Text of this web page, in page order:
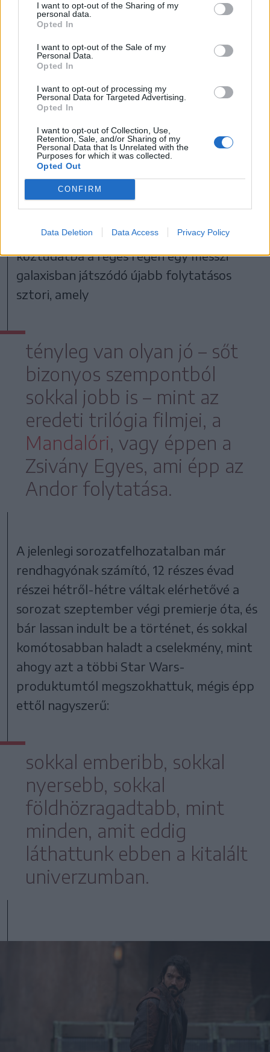
I want to opt-out of the Sharing of my
personal data.
Opted In
I want to opt-out of the Sale of my
Personal Data.
Opted In
I want to opt-out of processing my
Personal Data for Targeted Advertising.
Opted In
I want to opt-out of Collection, Use,
Retention, Sale, and/or Sharing of my
Personal Data that Is Unrelated with the
Purposes for which it was collected.
Opted Out
CONFIRM
Data Deletion Data Access Privacy Policy
FOTÓ: DISNEY+
Andor (Disney+)
A legjobb Star Wars-sorozat és az egyik
kevesen néznek – így vonult be a
köztudatba a réges régen egy messzi
galaxisban játszódó újabb folytatásos
sztori, amely
tényleg van olyan jó – sőt
bizonyos szempontból
sokkal jobb is – mint az
eredeti trilógia filmjei, a
Mandalóri, vagy éppen a
Zsivány Egyes, ami épp az
Andor folytatása.
A jelenlegi sorozatfelhozatalban már
rendhagyónak számító, 12 részes évad
részei hétről-hétre váltak elérhetővé a
sorozat szeptember végi premierje óta, és
bár lassan indult be a történet, és sokkal
komótosabban haladt a cselekmény, mint
ahogy azt a többi Star Wars-
produktumtól megszokhattuk, mégis épp
ettől nagyszerű:
sokkal emberibb, sokkal
nyersebb, sokkal
földhözragadtabb, mint
minden, amit eddig
láthattunk ebben a kitalált
univerzumban.